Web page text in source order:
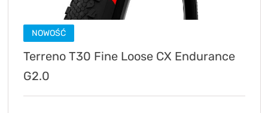
NOWOŚĆ
Terreno T30 Fine Loose CX Endurance
G2.0